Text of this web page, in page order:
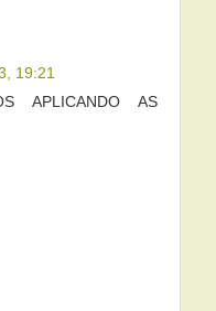
19:21
APLICANDO AS